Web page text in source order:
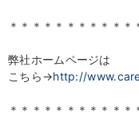
＊＊＊＊＊＊＊＊＊＊
弊社ホームページは
こちら→http://
＊＊＊＊＊＊＊＊＊＊